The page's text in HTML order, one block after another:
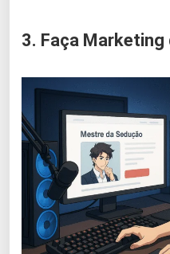
3. Faça Marketing